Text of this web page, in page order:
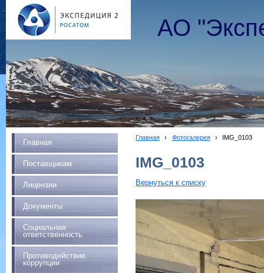
АО
Главная
Поставщикам
Лицензии
Документы
Социальная
ответственность
Противодействие
коррупции
Главная › Фотогалерея › IMG_0103
IMG_0103
Вернуться к списку